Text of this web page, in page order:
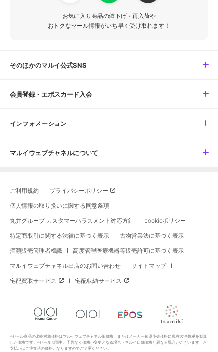
お気に入り商品の値下げ・再入荷や
おトクなセール情報がいち早く受け取れます！
そのほかのマルイ公式SNS
会員登録・エポスカード入会
インフォメーション
マルイウェブチャネルについて
ご利用規約 プライバシーポリシー
個人情報の取り扱いに関する同意条項
丸井グループ カスタマーハラスメント対応方針 cookieポリシー
特定商取引に関する法律に基づく表示 古物営業法に基づく表示
酒類販売管理者標識 高度管理医療機器等販売許可に基づく表示
マルイウェブチャネル出店のお問い合わせ サイトマップ
宅配買取サービス 宅配収納サービス
※セール商品の比較対象価格はマルイウェブチャネル旧価格、またはメーカー希望小売価格に現在の消費税を加算
した価格です。※セール期間中、予告なく価格が変更となる場合・マルイ店舗価格と異なる場合がございます。お
支払いはご注文時の価格となりますのでご了承ください。